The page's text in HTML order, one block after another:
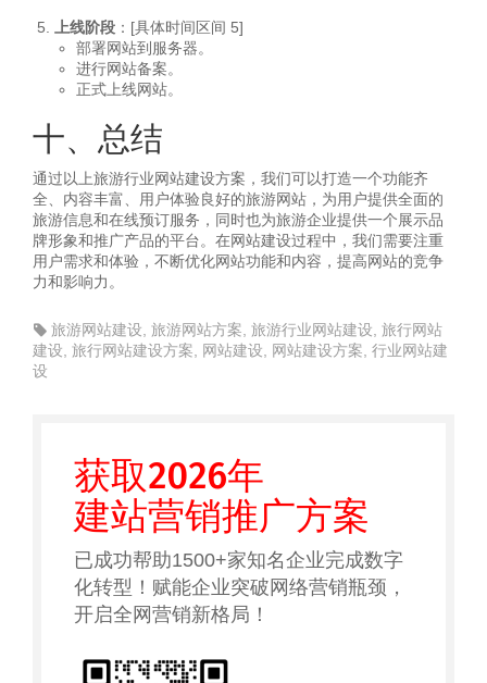
上线阶段 ：[具体时间区间 5]
部署网站到服务器。
进行网站备案。
正式上线网站。
十、总结
通过以上旅游行业网站建设方案，我们可以打造一个功能齐
全、内容丰富、用户体验良好的旅游网站，为用户提供全面的
旅游信息和在线预订服务，同时也为旅游企业提供一个展示品
牌形象和推广产品的平台。在网站建设过程中，我们需要注重
用户需求和体验，不断优化网站功能和内容，提高网站的竞争
力和影响力。
旅游网站建设 旅游网站方案 旅游行业网站建设 旅行网站
建设 旅行网站建设方案 网站建设 网站建设方案 行业网站建
设
获取2026年
建站营销推广方案
已成功帮助1500+家知名企业完成数字
化转型！赋能企业突破网络营销瓶颈，
开启全网营销新格局！